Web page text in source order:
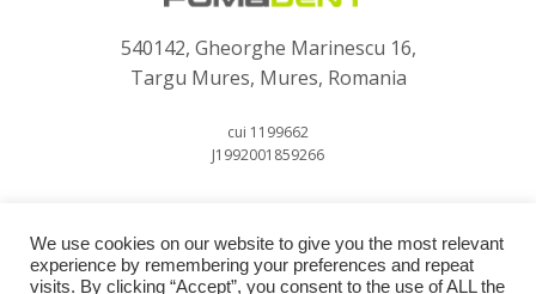
540142, Gheorghe Marinescu 16,
Targu Mures, Mures, Romania
cui 1199662
J1992001859266
We use cookies on our website to give you the most relevant
experience by remembering your preferences and repeat
visits. By clicking “Accept”, you consent to the use of ALL the